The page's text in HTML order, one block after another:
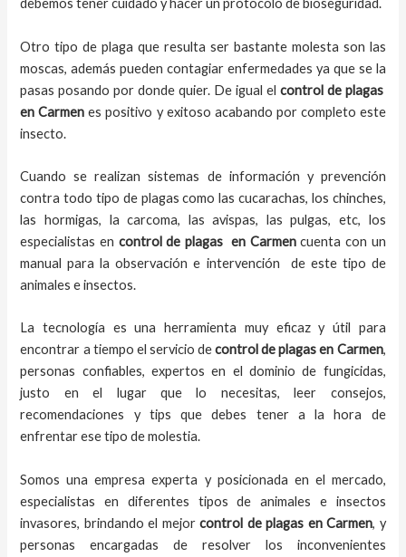
debemos tener cuidado y hacer un protocolo de bioseguridad.
Otro tipo de plaga que resulta ser bastante molesta son las
moscas, además pueden contagiar enfermedades ya que se la
pasas posando por donde quier. De igual el control de plagas
en Carmen es positivo y exitoso acabando por completo este
insecto.
Cuando se realizan sistemas de información y prevención
contra todo tipo de plagas como las cucarachas, los chinches,
las hormigas, la carcoma, las avispas, las pulgas, etc, los
especialistas en control de plagasen Carmencuenta con un
manual para la observación e intervención de este tipo de
animales e insectos.
La tecnología es una herramienta muy eficaz y útil para
encontrar a tiempo el servicio decontrol de plagasen Carmen,
personas confiables, expertos en el dominio de fungicidas,
justo en el lugar que lo necesitas, leer consejos,
recomendaciones y tips que debes tener a la hora de
enfrentar ese tipo de molestia.
Somos una empresa experta y posicionada en el mercado,
especialistas en diferentes tipos de animales e insectos
invasores, brindando el mejorcontrol de plagas en Carmen, y
personas encargadas de resolver los inconvenientes